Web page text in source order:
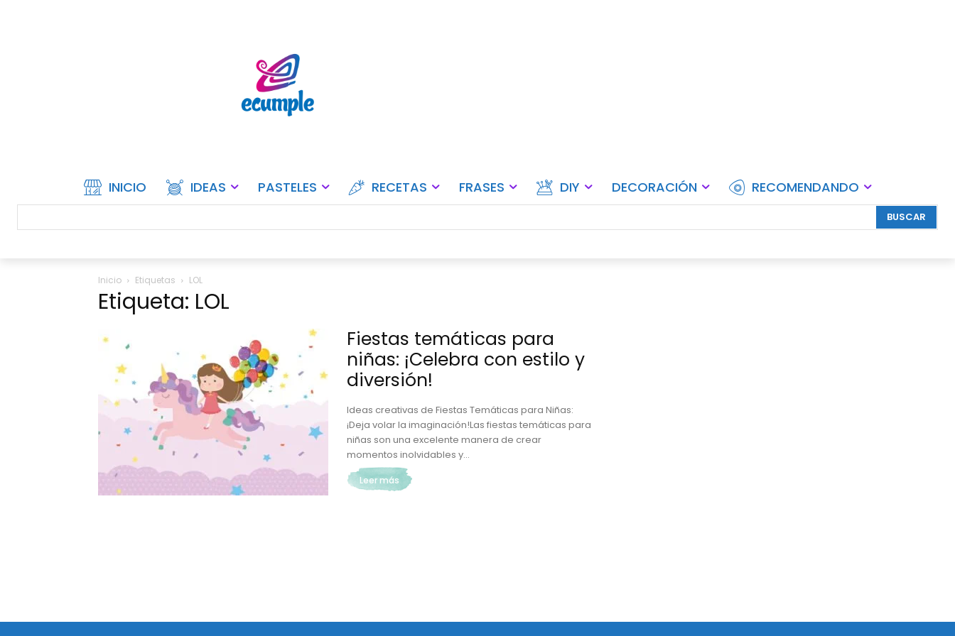
INICIO IDEAS PASTELES RECETAS FRASES DIY DECORACIÓN RECOMENDANDO
BUSCAR
Inicio Etiquetas LOL
Etiqueta: LOL
Fiestas temáticas para
niñas: ¡Celebra con estilo y
diversión!
Ideas creativas de Fiestas Temáticas para Niñas:
¡Deja volar la imaginación!Las fiestas temáticas para
niñas son una excelente manera de crear
momentos inolvidables y...
Leer más